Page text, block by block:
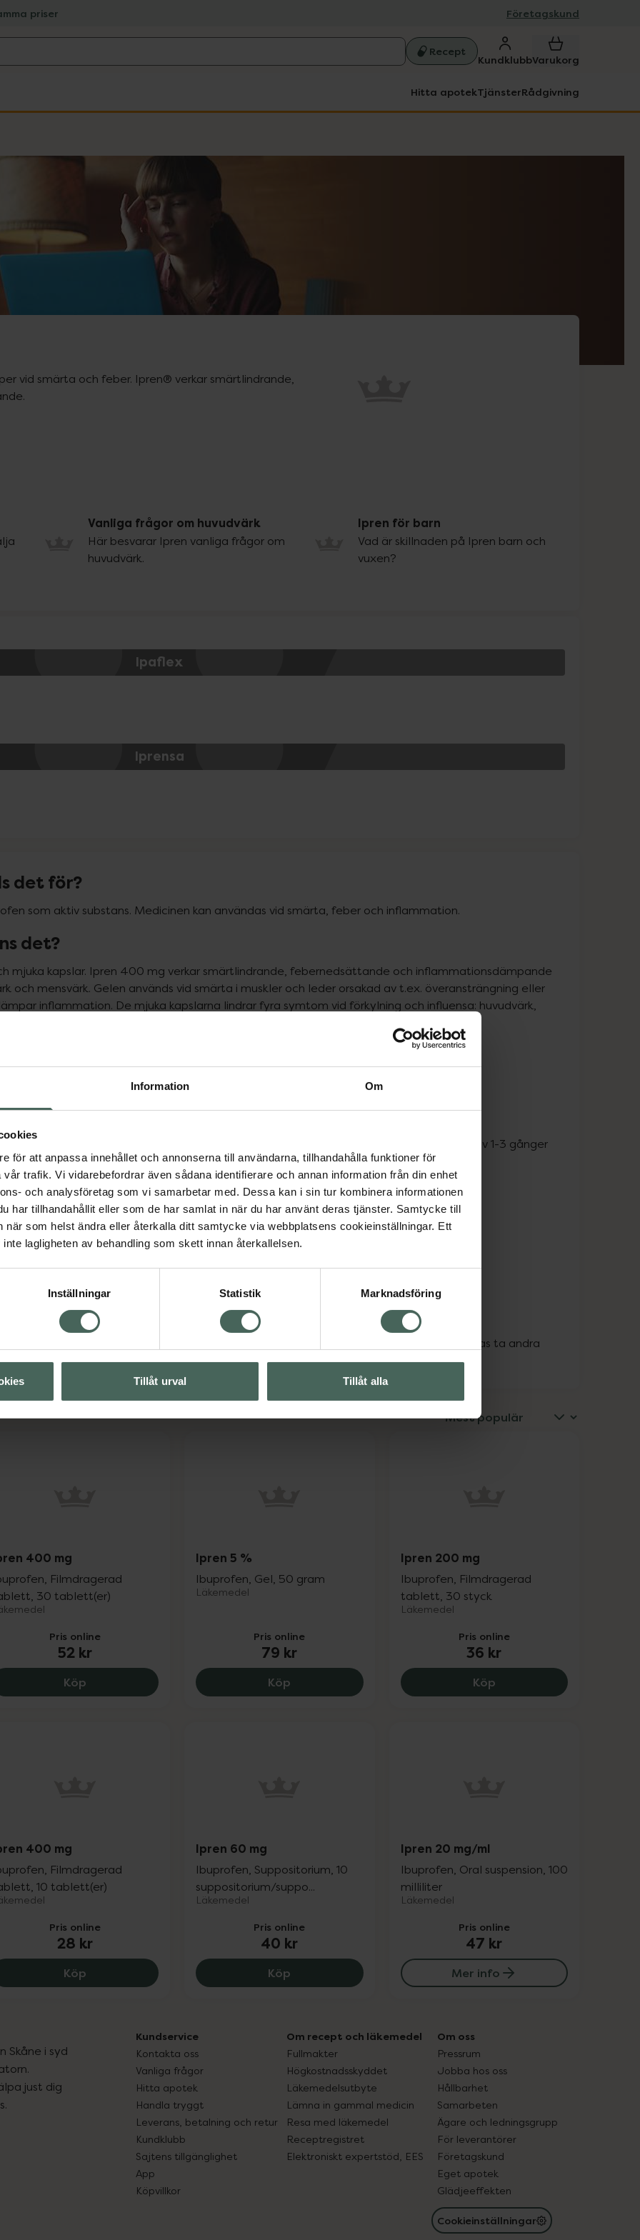
Information Om
för att anpassa innehållet och annonserna till användarna, tillhandahålla funktioner för
trafik. Vi vidarebefordrar även sådana identifierare och annan information från din enhet
och analysföretag som vi samarbetar med. Dessa kan i sin tur kombinera informationen
har tillhandahållit eller som de har samlat in när du har använt deras tjänster. Samtycke till
när som helst ändra eller återkalla ditt samtycke via webbplatsens cookieinställningar. Ett
lagligheten av behandling som skett innan återkallelsen.
Inställningar Statistik Marknadsföring
Tillåt urval Tillåt alla
priser Företagskund
Recept
KundklubbVarukorg
Hitta apotekTjänsterRådgivning
vid smärta och feber. Ipren® verkar smärtlindrande,
Vanliga frågor om huvudvärk
Här besvarar Ipren vanliga frågor om
huvudvärk.
Ipren för barn
Vad är skillnaden på Ipren barn och
vuxen?
Ipaflex
Iprensa
det för?
som aktiv substans. Medicinen kan användas vid smärta, feber och inflammation.
det?
mjuka kapslar. Ipren 400 mg verkar smärtlindrande, febernedsättande och inflammationsdämpande
och mensvärk. Gelen används vid smärta i muskler och leder orsakad av t.ex. överansträngning eller
inflammation. De mjuka kapslarna lindrar fyra symtom vid förkylning och influensa: huvudvärk,
Ipren 200 mg tabletterna är mindre än Ipren 400 mg och är därför lättare att svälja.
eller ammar?
med din läkare eller apotekspersonal innan du tar Ipren.
i upp till 8 timmar. För vuxna och ungdomar över 12 år är doseringen 1 tablett vid behov 1-3 gånger
De vanligaste är yrsel, sömnighet, mag-tarmbiverkningar.
läkemedel?
därför om för läkare eller apotekspersonal om du tar, nyligen har tagit eller kan tänkas ta andra
400 mg
Filmdragerad
30 tablett(er)
Pris online
52 kr
Köp Ipren 400 mg, 52 kr.
Ipren 5 %
Ibuprofen, Gel, 50 gram
Läkemedel
Pris online
79 kr
Köp Ipren 5 %, 79 kr.
Ipren 200 mg
Ibuprofen, Filmdragerad
tablett, 30 styck
Läkemedel
Pris online
36 kr
KöpIpren 200 mg, 36 kr.
400 mg
Filmdragerad
10 tablett(er)
Pris online
28 kr
Köp Ipren 400 mg, 28 kr.
Ipren 60 mg
Ibuprofen, Suppositorium, 10
suppositorium/suppo...
Läkemedel
Pris online
40 kr
Köp Ipren 60 mg, 40 kr.
Ipren 20 mg/ml
Ibuprofen, Oral suspension, 100
milliliter
Läkemedel
Pris online
47 kr
Mer info
Skåne i syd
just dig
Kundservice
Kontakta oss
Vanliga frågor
Hitta apotek
Handla tryggt
Leverans, betalning och retur
Kundklubb
Sajtens tillgänglighet
App
Köpvillkor
Om recept och läkemedel
Fullmakter
Högkostnadsskyddet
Läkemedelsutbyte
Lämna in gammal medicin
Resa med läkemedel
Receptregistret
Elektroniskt expertstöd, EES
Om oss
Pressrum
Jobba hos oss
Hållbarhet
Samarbeten
Ägare och ledningsgrupp
För leverantörer
Företagskund
Eget apotek
Glädjeeffekten
Cookieinställningar